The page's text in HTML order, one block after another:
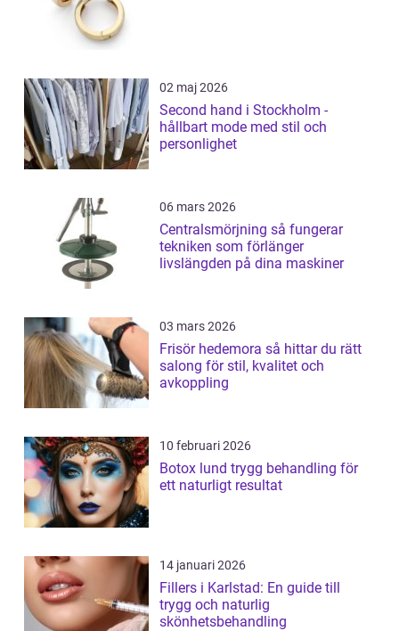
02 maj 2026
Second hand i Stockholm -
hållbart mode med stil och
personlighet
06 mars 2026
Centralsmörjning så fungerar
tekniken som förlänger
livslängden på dina maskiner
03 mars 2026
Frisör hedemora så hittar du rätt
salong för stil, kvalitet och
avkoppling
10 februari 2026
Botox lund trygg behandling för
ett naturligt resultat
14 januari 2026
Fillers i Karlstad: En guide till
trygg och naturlig
skönhetsbehandling